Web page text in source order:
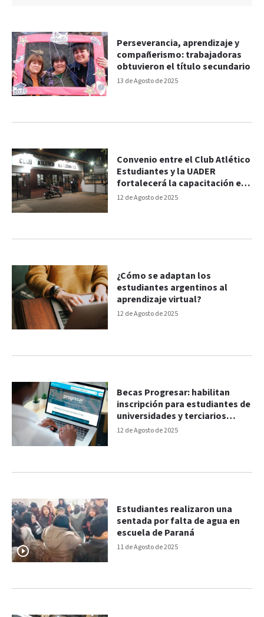
13 de Agosto de 2025
Perseverancia, aprendizaje y
compañerismo: trabajadoras
obtuvieron el título secundario
12 de Agosto de 2025
Convenio entre el Club Atlético
Estudiantes y la UADER
fortalecerá la capacitación en
salud
12 de Agosto de 2025
¿Cómo se adaptan los
estudiantes argentinos al
aprendizaje virtual?
12 de Agosto de 2025
Becas Progresar: habilitan
inscripción para estudiantes de
universidades y terciarios
privados
11 de Agosto de 2025
Estudiantes realizaron una
sentada por falta de agua en
escuela de Paraná